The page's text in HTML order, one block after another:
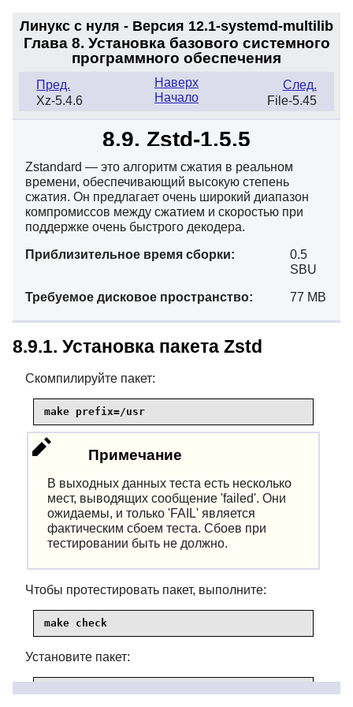
Линукс с нуля - Версия 12.1-systemd-multilib
Глава 8. Установка базового системного
программного обеспечения
Пред.
Xz-5.4.6
След.
File-5.45
Наверх
Начало
8.9. Zstd-1.5.5
Zstandard — это алгоритм сжатия в реальном
времени, обеспечивающий высокую степень
сжатия. Он предлагает очень широкий диапазон
компромиссов между сжатием и скоростью при
поддержке очень быстрого декодера.
Приблизительное время сборки:
0.5
SBU
Требуемое дисковое пространство: 77 MB
8.9.1. Установка пакета Zstd
Скомпилируйте пакет:
make prefix=/usr
Примечание
В выходных данных теста есть несколько
мест, выводящих сообщение 'failed'. Они
ожидаемы, и только 'FAIL' является
фактическим сбоем теста. Сбоев при
тестировании быть не должно.
Чтобы протестировать пакет, выполните:
make check
Установите пакет: